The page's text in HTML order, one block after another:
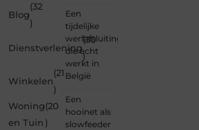
Blog
(32
)
Dienstverlening
(30
)
Winkelen
(21
)
Woning
en Tuin
(20
)
Een
tijdelijke
werfafsluiting
die echt
werkt in
België
Een
hooinet als
slowfeeder